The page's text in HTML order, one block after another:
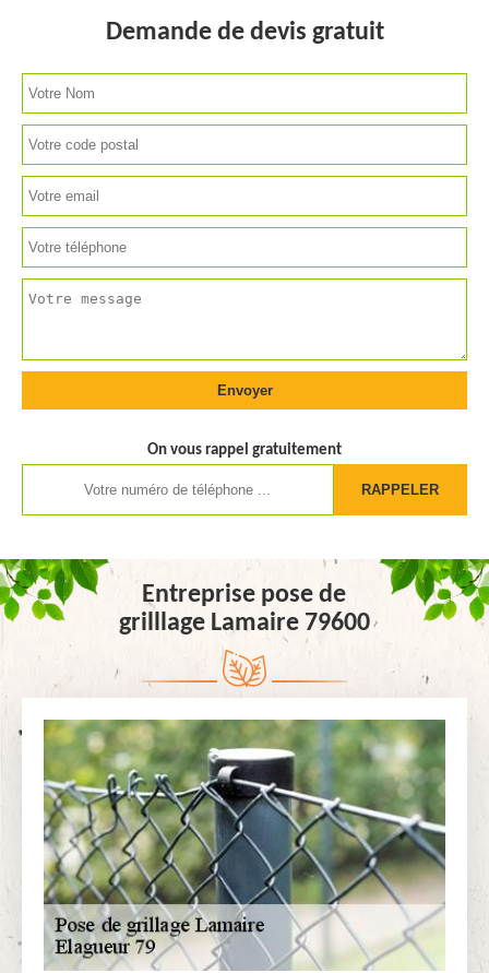
Demande de devis gratuit
On vous rappel gratuitement
Entreprise pose de
grilllage Lamaire 79600